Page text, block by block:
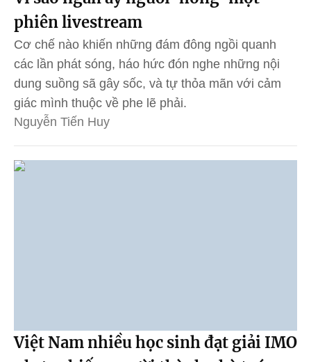
phiên livestream
Cơ chế nào khiến những đám đông ngồi quanh
các lần phát sóng, háo hức đón nghe những nội
dung suồng sã gây sốc, và tự thỏa mãn với cảm
giác mình thuộc về phe lẽ phải.
Nguyễn Tiến Huy
Việt Nam nhiều học sinh đạt giải IMO